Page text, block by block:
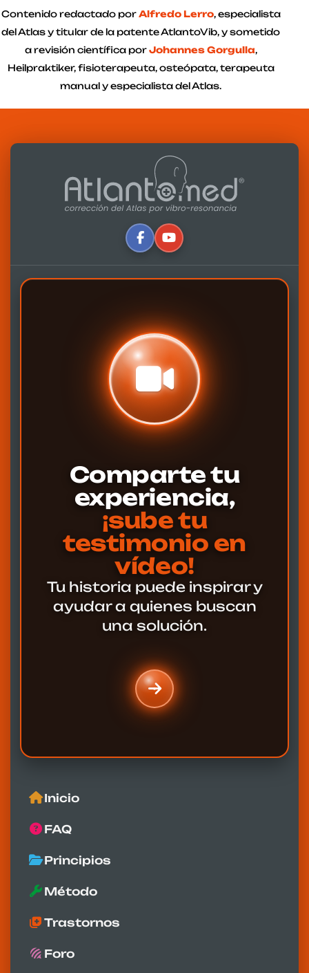
Contenido redactado porAlfredo Lerro, especialista
del Atlas y titular de la patente AtlantoVib, y sometido
a revisión científica porJohannes Gorgulla,
Heilpraktiker, fisioterapeuta, osteópata, terapeuta
manual y especialista del Atlas.
Comparte tu
experiencia,
¡sube tu
testimonio en
vídeo!
Tu historia puede inspirar y
ayudar a quienes buscan
una solución.
Inicio
FAQ
Principios
Método
Trastornos
Foro